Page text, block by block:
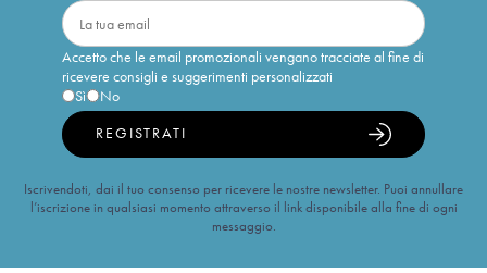
Accetto che le email promozionali vengano tracciate al fine di
ricevere consigli e suggerimenti personalizzati
Sì
No
REGISTRATI
Iscrivendoti, dai il tuo consenso per ricevere le nostre newsletter. Puoi annullare
l’iscrizione in qualsiasi momento attraverso il link disponibile alla fine di ogni
messaggio.